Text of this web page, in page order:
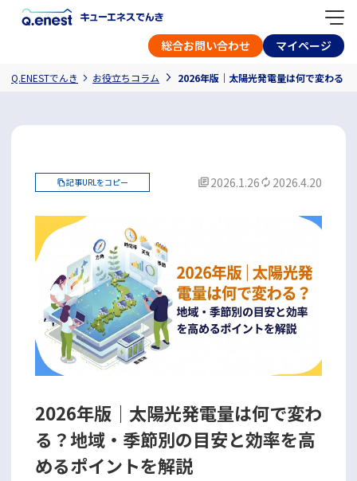
総合お問い合わせ マイページ
Q.ENESTでんき お役立ちコラム 2026年版｜太陽光発電量は何で変わる
記事URLをコピー 2026.1.26 2026.4.20
2026年版｜太陽光発電量は何で変わ
る？地域・季節別の目安と効率を高
めるポイントを解説